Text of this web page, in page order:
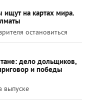
на картах мира.
остановиться
дело дольщиков,
и победы
выпуске